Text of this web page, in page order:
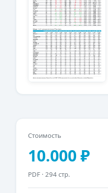
Стоимость
10.000 ₽
PDF · 294 стр.